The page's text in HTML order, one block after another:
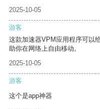
2025-10-05
游客
这款加速器VPM应用程序可以
助你在网络上自由移动。
2025-10-05
游客
这个是app神器